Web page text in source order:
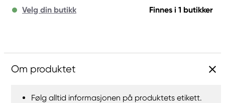
Velg din butikk Finnes i 1 butikker
Om produktet
Følg alltid informasjonen på produktets etikett.